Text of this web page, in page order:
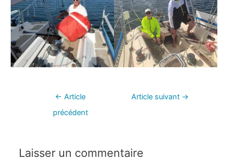
← Article
précédent
Article suivant →
Laisser un commentaire